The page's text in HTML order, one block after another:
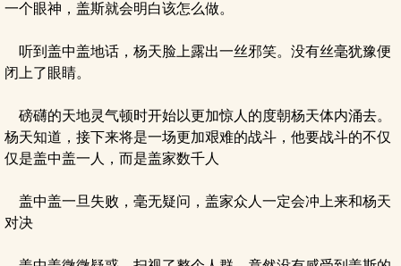
一个眼神，盖斯就会明白该怎么做。
听到盖中盖地话，杨天脸上露出一丝邪笑。没有丝毫犹豫便
闭上了眼睛。
磅礴的天地灵气顿时开始以更加惊人的度朝杨天体内涌去。
杨天知道，接下来将是一场更加艰难的战斗，他要战斗的不仅
仅是盖中盖一人，而是盖家数千人
盖中盖一旦失败，毫无疑问，盖家众人一定会冲上来和杨天
对决